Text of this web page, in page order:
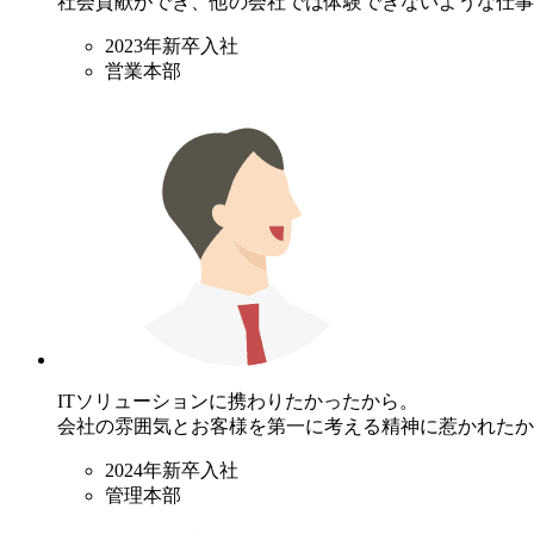
2023年新卒入社
営業本部
ITソリューションに携わりたかったから。
会社の雰囲気とお客様を第一に考える精神に惹かれたか
2024年新卒入社
管理本部